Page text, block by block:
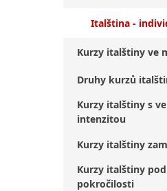
Kurzy italštiny ve
Druhy kurzů
Kurzy italštiny s
intenzitou
Kurzy italštiny
Kurzy italštiny
pokročilosti